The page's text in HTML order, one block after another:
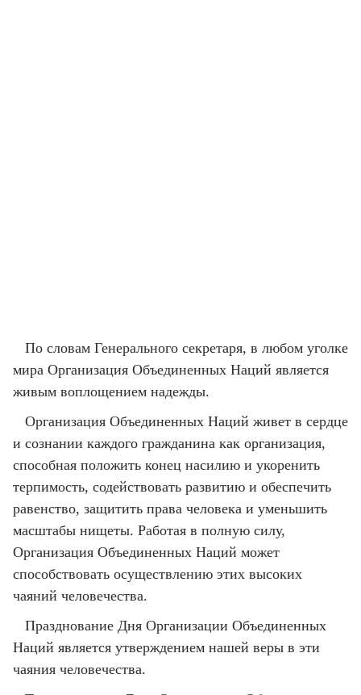
По словам Генерального секретаря, в любом уголке
мира Организация Объединенных Наций является
живым воплощением надежды.
Организация Объединенных Наций живет в сердце
и сознании каждого гражданина как организация,
способная положить конец насилию и укоренить
терпимость, содействовать развитию и обеспечить
равенство, защитить права человека и уменьшить
масштабы нищеты. Работая в полную силу,
Организация Объединенных Наций может
способствовать осуществлению этих высоких
чаяний человечества.
Празднование Дня Организации Объединенных
Наций является утверждением нашей веры в эти
чаяния человечества.